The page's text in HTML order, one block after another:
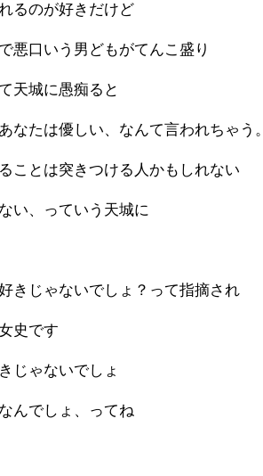
るのが好きだけど
悪口いう男どもがてんこ盛り
天城に愚痴ると
なたは優しい、なんて言われちゃう。
ことは突きつける人かもしれない
い、っていう天城に
きじゃないでしょ？って指摘され
史です
じゃないでしょ
んでしょ、ってね